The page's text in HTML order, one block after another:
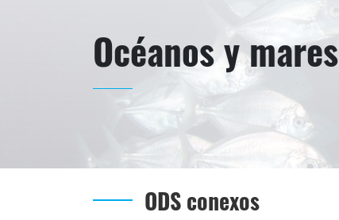
Océanos y mares
ODS conexos